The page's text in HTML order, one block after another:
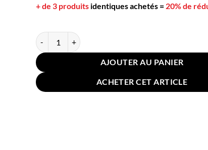
+ de 3 produits identiques achetés = 20% de
quantité de Coussin pour Sol Chaise Motifs Ethniques
AJOUTER AU PANIER
ACHETER CET ARTICLE